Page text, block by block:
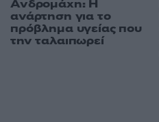
Ανδρομάχη: Η
ανάρτηση για το
πρόβλημα υγείας που
την ταλαιπωρεί